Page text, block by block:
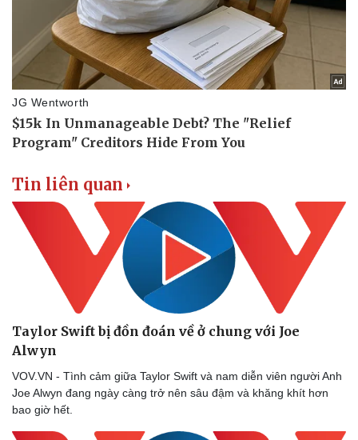
Tin liên quan
Taylor Swift bị đồn đoán về ở chung với Joe
Alwyn
VOV.VN - Tình cảm giữa Taylor Swift và nam diễn viên người Anh
Joe Alwyn đang ngày càng trở nên sâu đậm và khăng khít hơn
bao giờ hết.